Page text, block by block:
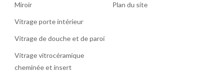
Miroir
Vitrage porte intérieur
Vitrage de douche et de paroi
Vitrage vitrocéramique
cheminée et insert
Plan du site